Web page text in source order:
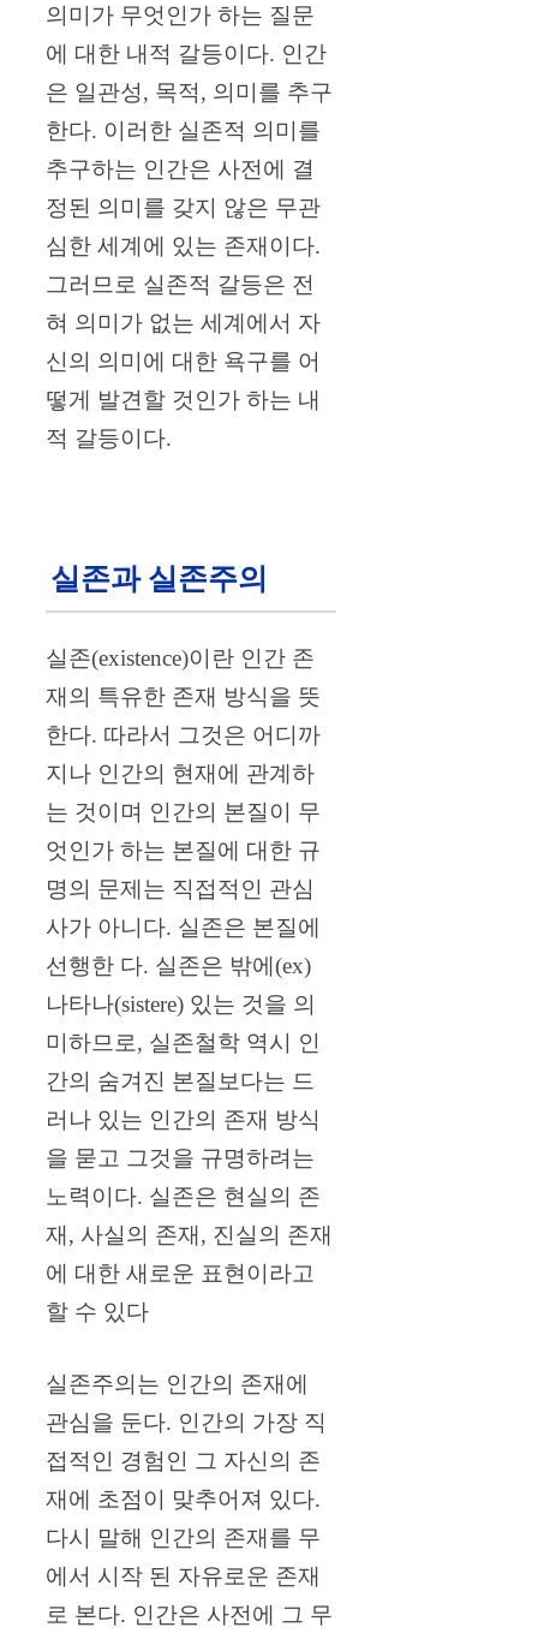
의미가 무엇인가 하는 질문
에 대한 내적 갈등이다. 인간
은 일관성, 목적, 의미를 추구
한다. 이러한 실존적 의미를
추구하는 인간은 사전에 결
정된 의미를 갖지 않은 무관
심한 세계에 있는 존재이다.
그러므로 실존적 갈등은 전
혀 의미가 없는 세계에서 자
신의 의미에 대한 욕구를 어
떻게 발견할 것인가 하는 내
적 갈등이다.
실존과 실존주의
실존(existence)이란 인간 존
재의 특유한 존재 방식을 뜻
한다. 따라서 그것은 어디까
지나 인간의 현재에 관계하
는 것이며 인간의 본질이 무
엇인가 하는 본질에 대한 규
명의 문제는 직접적인 관심
사가 아니다. 실존은 본질에
선행한 다. 실존은 밖에(ex)
나타나(sistere) 있는 것을 의
미하므로, 실존철학 역시 인
간의 숨겨진 본질보다는 드
러나 있는 인간의 존재 방식
을 묻고 그것을 규명하려는
노력이다. 실존은 현실의 존
재, 사실의 존재, 진실의 존재
에 대한 새로운 표현이라고
할 수 있다
실존주의는 인간의 존재에
관심을 둔다. 인간의 가장 직
접적인 경험인 그 자신의 존
재에 초점이 맞추어져 있다.
다시 말해 인간의 존재를 무
에서 시작 된 자유로운 존재
로 본다. 인간은 사전에 그 무